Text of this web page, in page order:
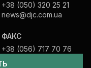
+38 (050) 320 25 21
news@djc.com.ua
ФАКС
+38 (056) 717 70 76